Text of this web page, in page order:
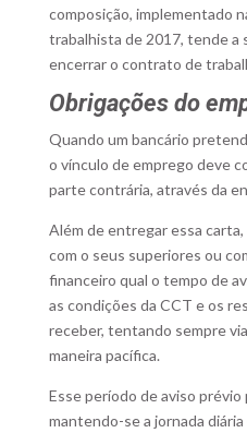
composição, implementado
trabalhista de 2017, tende a
encerrar o contrato de
Obrigações do
Quando um bancário
o vínculo de emprego deve
parte contrária, através da
Além de entregar essa
com o seus superiores ou
financeiro qual o tempo de
as condições da CCT e os
receber, tentando sempre
maneira pacífica.
Esse período de aviso
mantendo-se a jornada